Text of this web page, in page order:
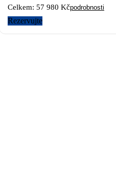
Celkem: 57 980 Kčpodrobnosti
Rezervujte